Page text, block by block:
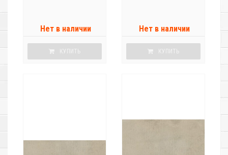
Нет в наличии
КУПИТЬ
Нет в наличии
КУПИТЬ